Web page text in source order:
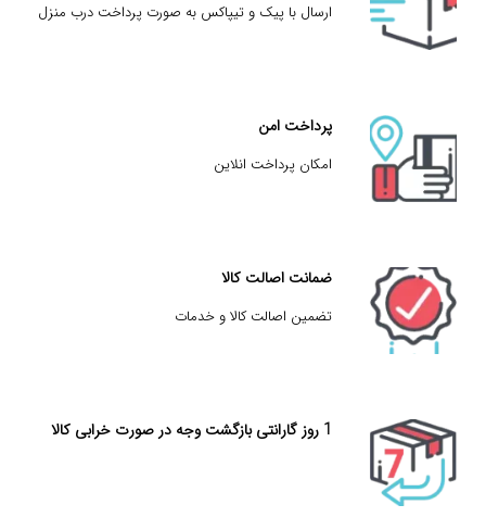
ارسال با پیک و تیپاکس به صورت پرداخت درب منزل
پرداخت امن
امکان پرداخت انلاین
ضمانت اصالت کالا
تضمین اصالت کالا و خدمات
1 روز گارانتی بازگشت وجه در صورت خرابی کالا